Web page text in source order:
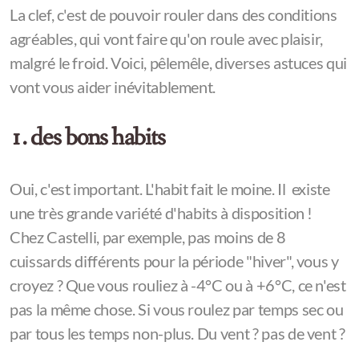
La clef, c'est de pouvoir rouler dans des conditions
agréables, qui vont faire qu'on roule avec plaisir,
malgré le froid. Voici, pêlemêle, diverses astuces qui
vont vous aider inévitablement.
1. des bons habits
Oui, c'est important. L'habit fait le moine. Il existe
une très grande variété d'habits à disposition !
Chez Castelli, par exemple, pas moins de 8
cuissards différents pour la période "hiver", vous y
croyez ? Que vous rouliez à -4°C ou à +6°C, ce n'est
pas la même chose. Si vous roulez par temps sec ou
par tous les temps non-plus. Du vent ? pas de vent ?